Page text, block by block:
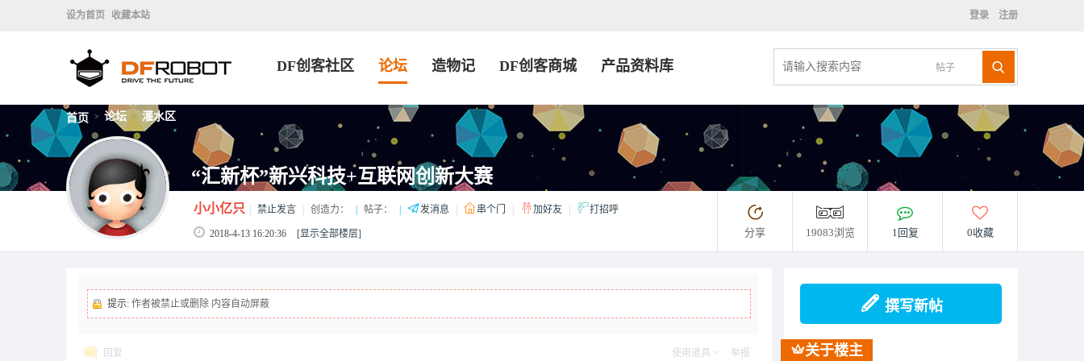
设为首页 收藏本站 登录 注册
帖子
DF创客社区 论坛 造物记 DF创客商城 产品资料库
首页 > 论坛 > 灌水区
“汇新杯”新兴科技+互联网创新大赛
小小亿只 禁止发言 创造力： 帖子： 发消息 串个门 加好友 打招呼
2018-4-13 16:20:36 [显示全部楼层] 分享 19083浏览 1回复 0收藏
提示: 作者被禁止或删除 内容自动屏蔽
回复 使用道具 举报
撰写新帖
关于楼主